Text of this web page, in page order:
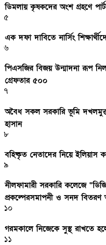
ডিমলায় কৃষকদের অংশ গ্রহণে
৫
এক দফা দাবিতে নার্সিং
৬
পিএসজির বিজয় উন্মাদনা রূপ
গ্রেফতার ৫০০
৭
অবৈধ সকল সরকারি ভূমি
হাসান
৮
বহিষ্কৃত নেতাদের নিয়ে ইলিয়াস
৯
নীলফামারী সরকারি কলেজে
প্রকল্পেরসমাপনী ও সনদ বিতরণ
১০
গরমকালে নিজেকে সুস্থ রাখতে
১১